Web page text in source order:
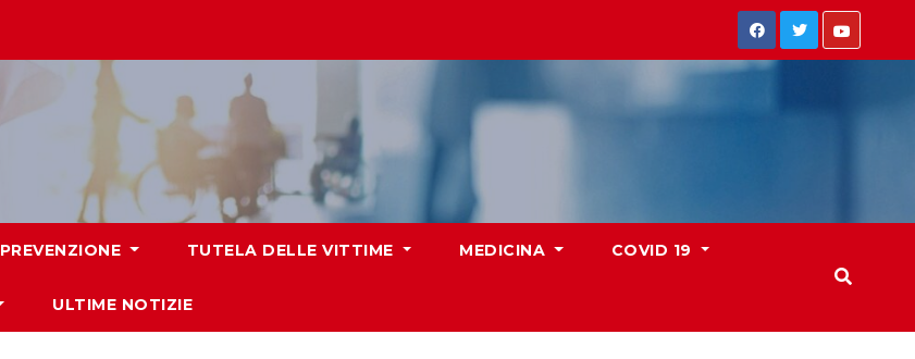
PREVENZIONE TUTELA DELLE VITTIME MEDICINA COVID 19
ULTIME NOTIZIE